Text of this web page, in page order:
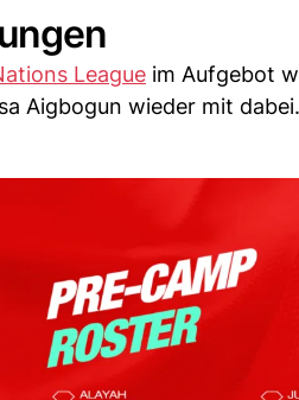
League im Aufgebot
Aigbogun wieder mit